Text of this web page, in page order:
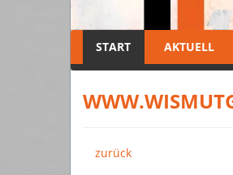
START AKTUELL
zurück